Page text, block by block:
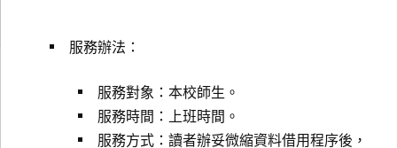
服務辦法：
服務對象：本校師生。
服務時間：上班時間。
服務方式：讀者辦妥微縮資料借用程序後，